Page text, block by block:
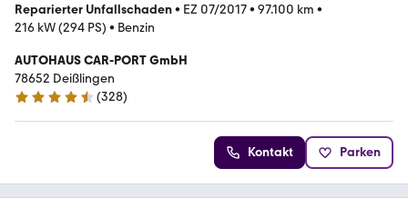
Reparierter Unfallschaden• EZ 07/2017• 97.100 km •
216 kW (294 PS) • Benzin
AUTOHAUS CAR-PORT GmbH
78652 Deißlingen
4.5 Sterne
(328)
Kontakt Parken